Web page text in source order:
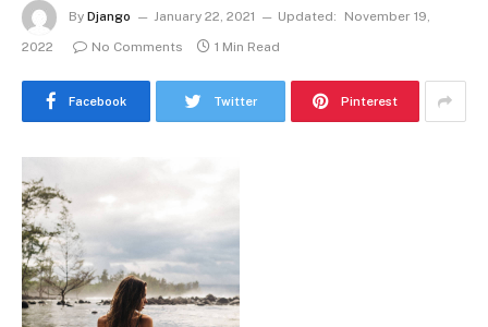
By Django January 22, 2021 Updated:
November 19,
2022
No Comments 1 Min Read
Facebook Twitter Pinterest